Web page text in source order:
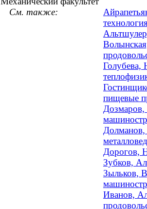
См. также:
Голубева,
пищевые
Дозмаров,
Долманов,
Дорогов,
Зубков,
Зыльков,
Иванов,